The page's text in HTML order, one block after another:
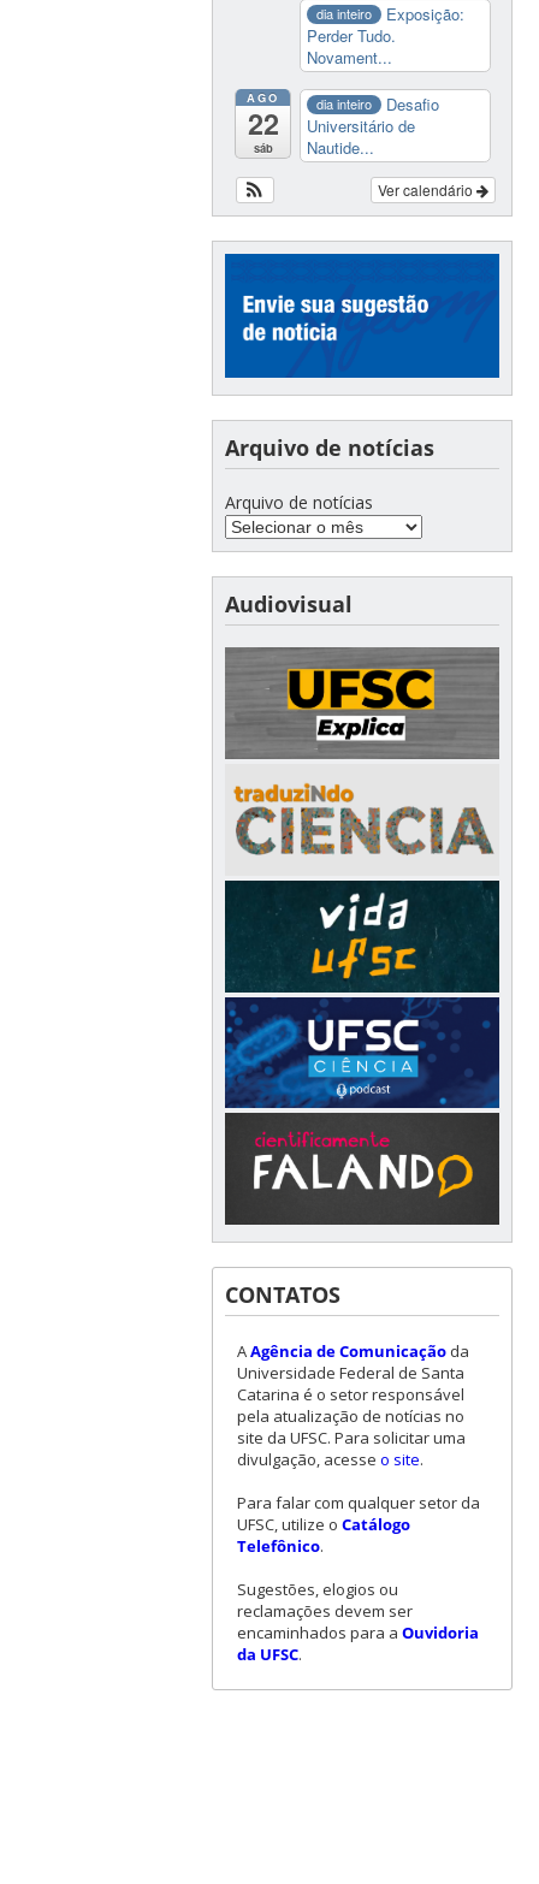
dia inteiro
Exposição:
Perder Tudo.
Novament...
AGO
22
sáb
dia inteiro
Desafio
Universitário de
Nautide...
Ver calendário
Arquivo de notícias
Arquivo de notícias
Audiovisual
CONTATOS
AAgência de Comunicaçãoda
Universidade Federal de Santa
Catarina é o setor responsável
pela atualização de notícias no
site da UFSC. Para solicitar uma
divulgação, acesse o site.
Para falar com qualquer setor da
UFSC, utilize o Catálogo
Telefônico.
Sugestões, elogios ou
reclamações devem ser
encaminhados para a Ouvidoria
da UFSC.